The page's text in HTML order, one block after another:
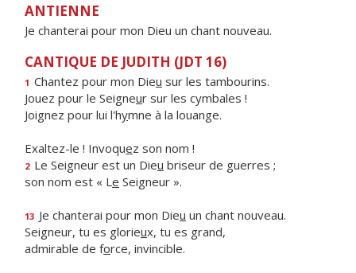
ANTIENNE
Je chanterai pour mon Dieu un chant nouveau.
CANTIQUE DE JUDITH (JDT 16)
1 Chantez pour mon Dieu sur les tambourins.
Jouez pour le Seigneur sur les cymbales !
Joignez pour lui l'hymne à la louange.
Exaltez-le ! Invoquez son nom !
2 Le Seigneur est un Dieu briseur de guerres ;
son nom est « Le Seigneur ».
13 Je chanterai pour mon Dieu un chant nouveau.
Seigneur, tu es glorieux, tu es grand,
admirable de force, invincible.